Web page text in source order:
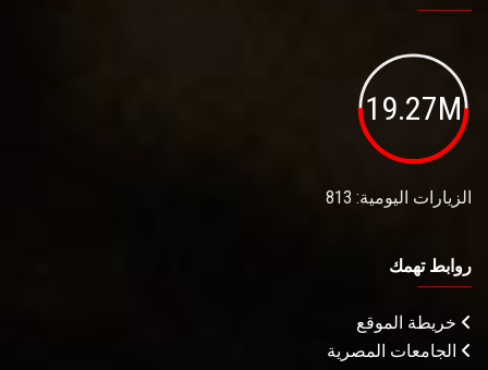
19.27M
الزيارات اليومية: 813
روابط تهمك
خريطة الموقع
الجامعات المصرية